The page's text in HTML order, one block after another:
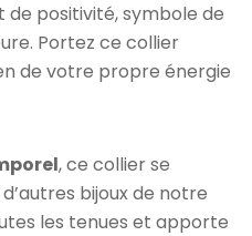
de positivité, symbole de
Portez ce collier
de votre propre énergie
, ce collier se
bijoux de notre
les tenues et apporte